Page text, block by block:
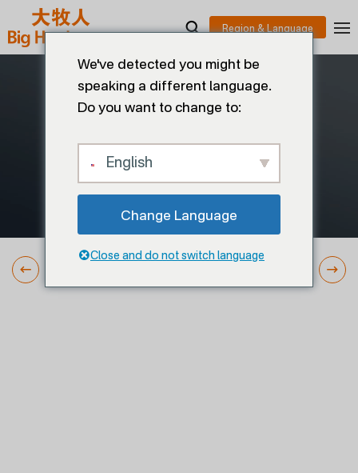
We've detected you might be
speaking a different language.
Do you want to change to:
English
Change Language
Close and do not switch language